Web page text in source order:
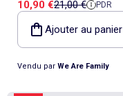
EXISTENT
Prix de vente
10,90 €Prix de
21,00 € PDR
Ajouter au panier
Vendu par We Are Family